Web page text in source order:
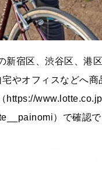
新宿区、渋谷区、港
やオフィスなどへ
https://
）で確認